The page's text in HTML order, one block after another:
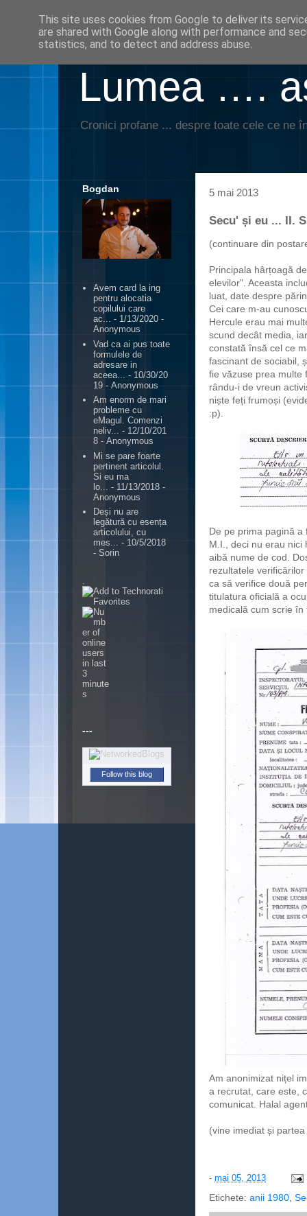
Lumea ….
Cronici profane ... despre toate cele ce ne
5 mai 2013
Secu' și eu ... II.
(continuare din
Principala hârțoagă
elevilor". Aceasta
luat, date despre
Cei care m-au
Hercule erau mai
scund decât media,
constată însă cel ce
fascinant de sociabil,
fie văzuse prea multe
rându-i de vreun
niște feți frumoși
:p).
De pe prima pagină
M.I., deci nu erau nici
aibă nume de cod.
rezultatele
ca să verifice două
titulatura oficială a
medicală cum scrie
Am anonimizat nițel
a recrutat, care este,
comunicat. Halal
(vine imediat și
- mai 05, 2013
Etichete: anii 1980
Bogdan
Avem card la ing
pentru alocatia
copilului care
ac... - 1/13/2020 -
Anonymous
Vad ca ai pus toate
formulele de
adresare in
aceea...
- 10/30/20
19 - Anonymous
Am enorm de mari
probleme cu
eMagul. Comenzi
neliv... - 12/10/201
8 - Anonymous
Mi se pare foarte
pertinent articolul.
Si eu ma
lo...
- 11/13/2018 -
Anonymous
Deși nu are
legătură cu esența
articolului, cu
mes... - 10/5/2018
- Sorin
---
Follow this blog
This site uses cookies from Google to deliver its
are shared with Google along with performance and
statistics, and to detect and address abuse.